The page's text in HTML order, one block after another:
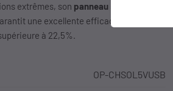
extrêmes, son panneau
une excellente efficacité de
à 22,5%.
OP-CHSOL5VUSB